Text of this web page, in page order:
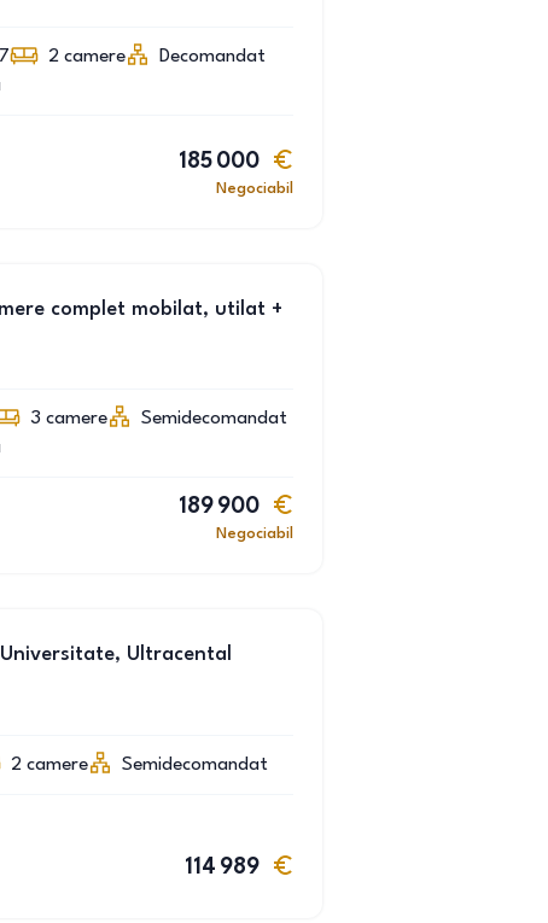
2 camere
Decomandat
185 000
Negociabil
complet mobilat, utilat +
3 camere
Semidecomandat
189 900
Negociabil
Ultracental
2 camere Semidecomandat
114 989